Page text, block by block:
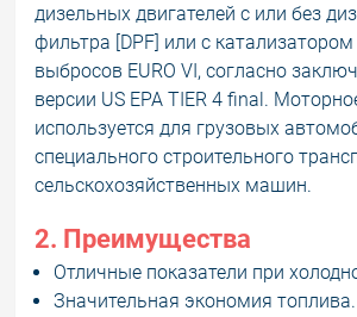
дизельных двигателей с или без
фильтра [DPF] или с катализатором
выбросов EURO VI, согласно
версии US EPA TIER 4 final.
используется для грузовых
специального строительного
сельскохозяйственных машин.
2. Преимущества
Отличные показатели при
Значительная экономия топлива.